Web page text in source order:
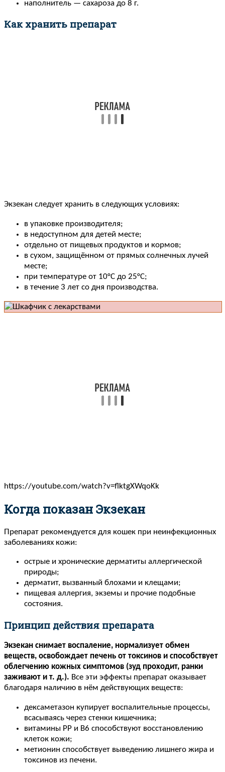
наполнитель — сахароза до 8 г.
Как хранить препарат
Экзекан следует хранить в следующих условиях:
в упаковке производителя;
в недоступном для детей месте;
отдельно от пищевых продуктов и кормов;
в сухом, защищённом от прямых солнечных лучей
месте;
при температуре от 10°C до 25°C;
в течение 3 лет со дня производства.
https://youtube.com/watch?v=flktgXWqoKk
Когда показан Экзекан
Препарат рекомендуется для кошек при неинфекционных
заболеваниях кожи:
острые и хронические дерматиты аллергической
природы;
дерматит, вызванный блохами и клещами;
пищевая аллергия, экземы и прочие подобные
состояния.
Принцип действия препарата
Экзекан снимает воспаление, нормализует обмен
веществ, освобождает печень от токсинов и способствует
облегчению кожных симптомов (зуд проходит, ранки
заживают и т. д.). Все эти эффекты препарат оказывает
благодаря наличию в нём действующих веществ:
дексаметазон купирует воспалительные процессы,
всасываясь через стенки кишечника;
витамины PP и B6 способствуют восстановлению
клеток кожи;
метионин способствует выведению лишнего жира и
токсинов из печени.